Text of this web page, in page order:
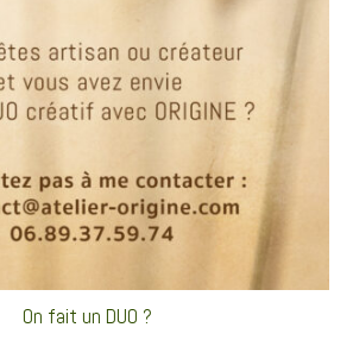
On fait un DUO ?